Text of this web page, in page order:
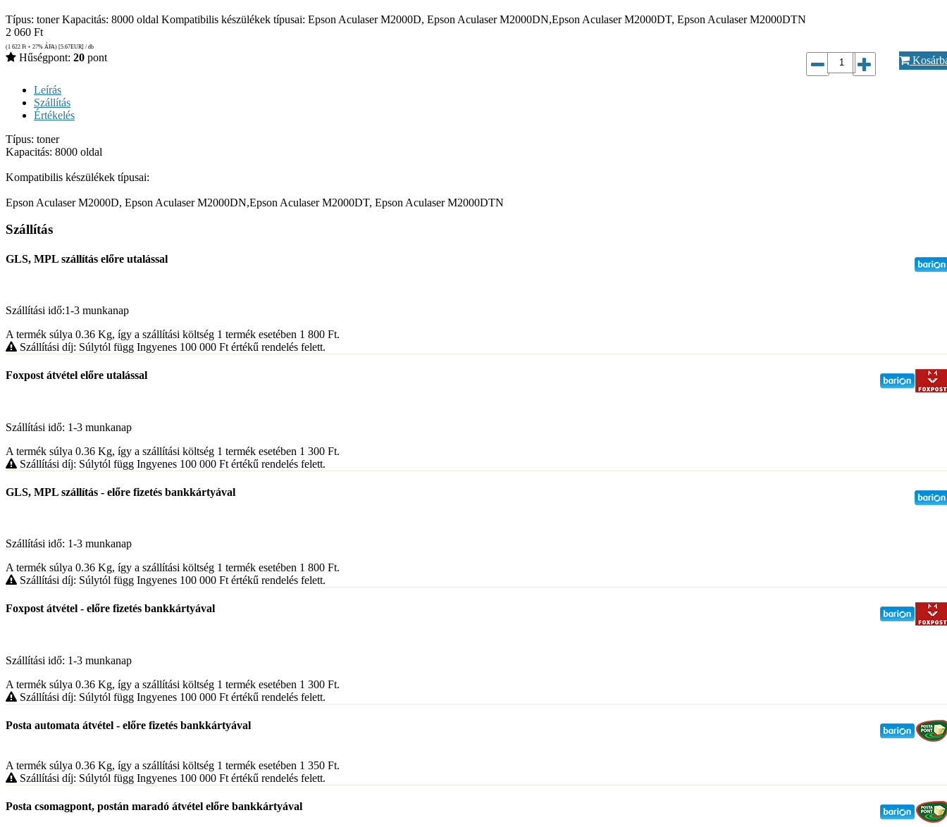
Típus: toner Kapacitás: 8000 oldal Kompatibilis készülékek típusai: Epson Aculaser M2000D, Epson Aculaser M2000DN,Epson Aculaser M2000DT, Epson Aculaser M2000DTN
2 060 Ft
(1 622 Ft + 27% ÁFA) [5.67EUR] / db
Hűségpont: 20 pont
Leírás
Szállítás
Értékelés
Típus: toner
Kapacitás: 8000 oldal
Kompatibilis készülékek típusai:
Epson Aculaser M2000D, Epson Aculaser M2000DN,Epson Aculaser M2000DT, Epson Aculaser M2000DTN
Szállítás
GLS, MPL szállítás előre utalással
Szállítási idő:1-3 munkanap
A termék súlya 0.36 Kg, így a szállítási költség 1 termék esetében 1 800 Ft.
Szállítási díj: Súlytól függ Ingyenes 100 000 Ft értékű rendelés felett.
Foxpost átvétel előre utalással
Szállítási idő: 1-3 munkanap
A termék súlya 0.36 Kg, így a szállítási költség 1 termék esetében 1 300 Ft.
Szállítási díj: Súlytól függ Ingyenes 100 000 Ft értékű rendelés felett.
GLS, MPL szállítás - előre fizetés bankkártyával
Szállítási idő: 1-3 munkanap
A termék súlya 0.36 Kg, így a szállítási költség 1 termék esetében 1 800 Ft.
Szállítási díj: Súlytól függ Ingyenes 100 000 Ft értékű rendelés felett.
Foxpost átvétel - előre fizetés bankkártyával
Szállítási idő: 1-3 munkanap
A termék súlya 0.36 Kg, így a szállítási költség 1 termék esetében 1 300 Ft.
Szállítási díj: Súlytól függ Ingyenes 100 000 Ft értékű rendelés felett.
Posta automata átvétel - előre fizetés bankkártyával
A termék súlya 0.36 Kg, így a szállítási költség 1 termék esetében 1 350 Ft.
Szállítási díj: Súlytól függ Ingyenes 100 000 Ft értékű rendelés felett.
Posta csomagpont, postán maradó átvétel előre bankkártyával